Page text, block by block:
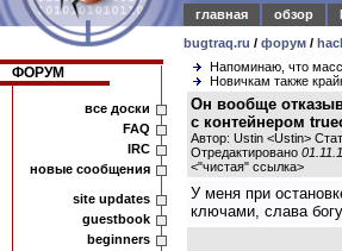
главная
обзор
bugtraq.ru / форум /
ФОРУМ
все доски
FAQ
IRC
новые сообщения
site updates
guestbook
beginners
Напоминаю, что
Новичкам также
Он вообще
с контейнером
Автор: Ustin <Ustin>
Отредактировано
<"чистая" ссылка>
У меня при
ключами, слава